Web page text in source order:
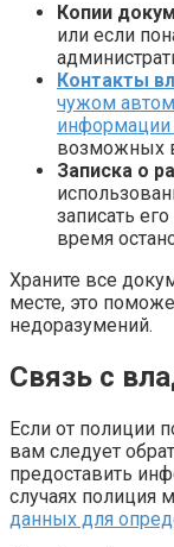
Копии
или если
Контакты
чужом
информации
возможных
Записка о
записать
время
Храните все
месте, это
недоразумений.
Связь с
Если от полиции
вам следует
предоставить
случаях полиция
данных для